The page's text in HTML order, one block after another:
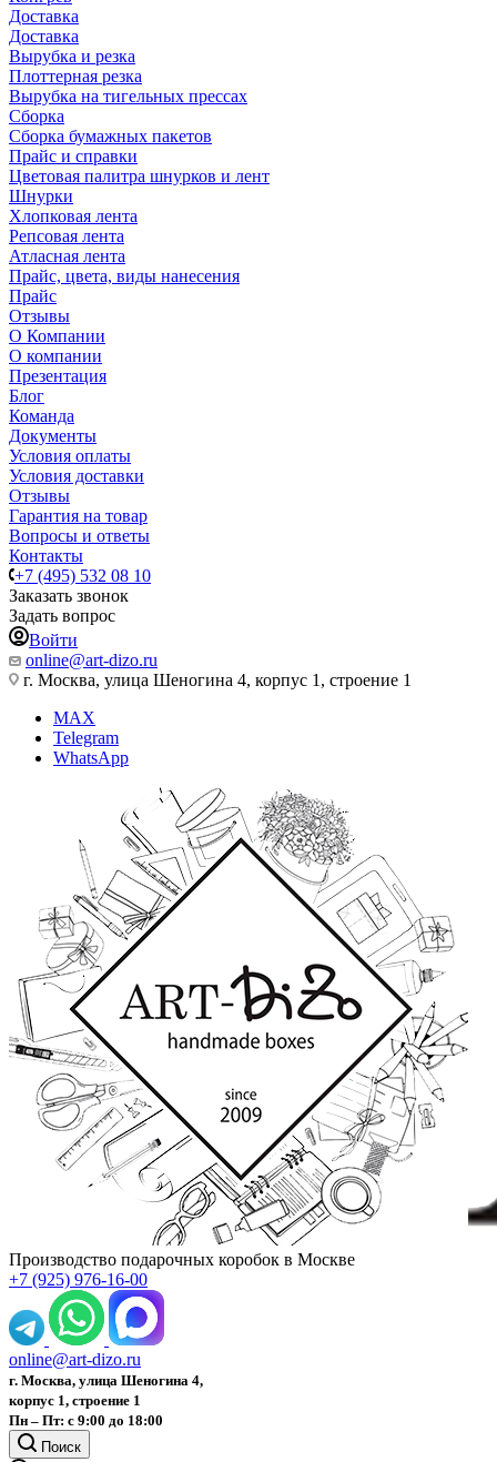
Доставка
Доставка
Вырубка и резка
Плоттерная резка
Вырубка на тигельных прессах
Сборка
Сборка бумажных пакетов
Прайс и справки
Цветовая палитра шнурков и лент
Шнурки
Хлопковая лента
Репсовая лента
Атласная лента
Прайс, цвета, виды нанесения
Прайс
Отзывы
О Компании
О компании
Презентация
Блог
Команда
Документы
Условия оплаты
Условия доставки
Отзывы
Гарантия на товар
Вопросы и ответы
Контакты
+7 (495) 532 08 10
Заказать звонок
Задать вопрос
Войти
online@art-dizo.ru
г. Москва, улица Шеногина 4, корпус 1, строение 1
MAX
Telegram
WhatsApp
Производство подарочных коробок в Москве
+7 (925) 976-16-00
online@art-dizo.ru
г. Москва, улица Шеногина 4,
корпус 1, строение 1
Пн – Пт: с 9:00 до 18:00
Поиск